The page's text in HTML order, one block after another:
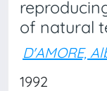
of natural
D'AMORE,
1992